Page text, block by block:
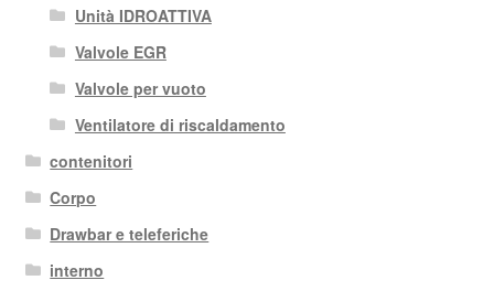
Unità IDROATTIVA
Valvole EGR
Valvole per vuoto
Ventilatore di riscaldamento
contenitori
Corpo
Drawbar e teleferiche
interno